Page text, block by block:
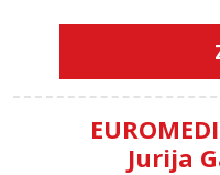
Jurija